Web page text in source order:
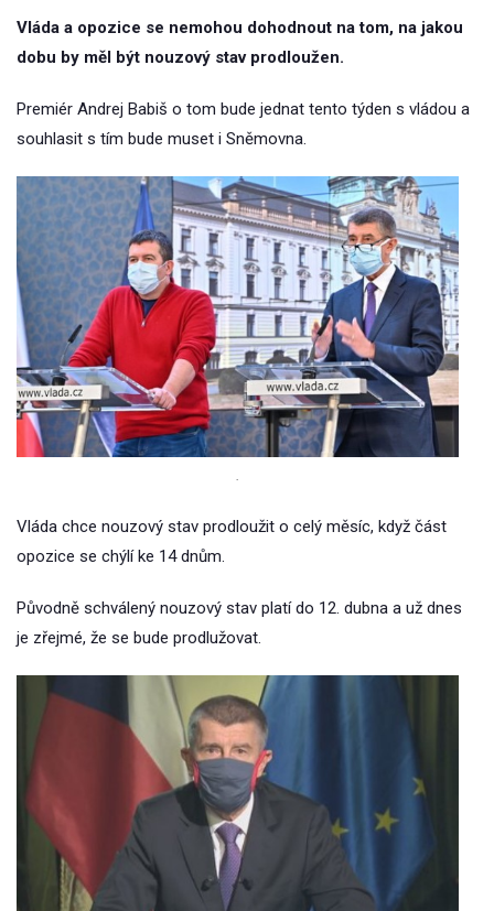
Vláda a opozice se nemohou dohodnout na tom, na jakou
dobu by měl být nouzový stav prodloužen.
Premiér Andrej Babiš o tom bude jednat tento týden s vládou a
souhlasit s tím bude muset i Sněmovna.
Vláda chce nouzový stav prodloužit o celý měsíc, když část
opozice se chýlí ke 14 dnům.
Původně schválený nouzový stav platí do 12. dubna a už dnes
je zřejmé, že se bude prodlužovat.